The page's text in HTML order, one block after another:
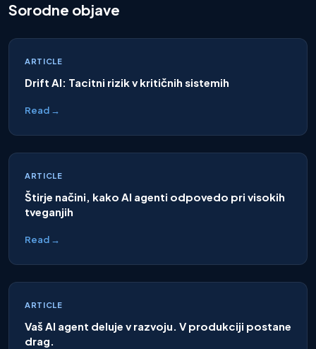
Sorodne objave
ARTICLE
Drift AI: Tacitni rizik v kritičnih sistemih
Read →
ARTICLE
Štirje načini, kako AI agenti odpovedo pri visokih
tveganjih
Read →
ARTICLE
Vaš AI agent deluje v razvoju. V produkciji postane
drag.